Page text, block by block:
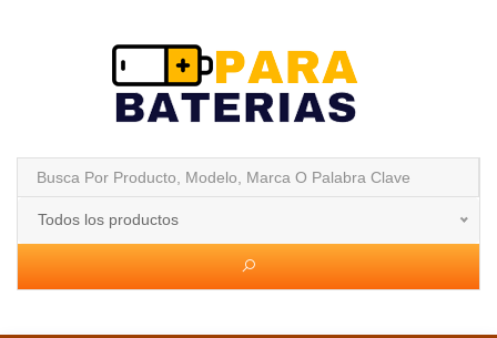
Todos los productos